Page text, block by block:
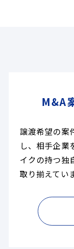
M&A
譲渡希望の案
し、相手企業
イクの持つ独
取り揃えてい